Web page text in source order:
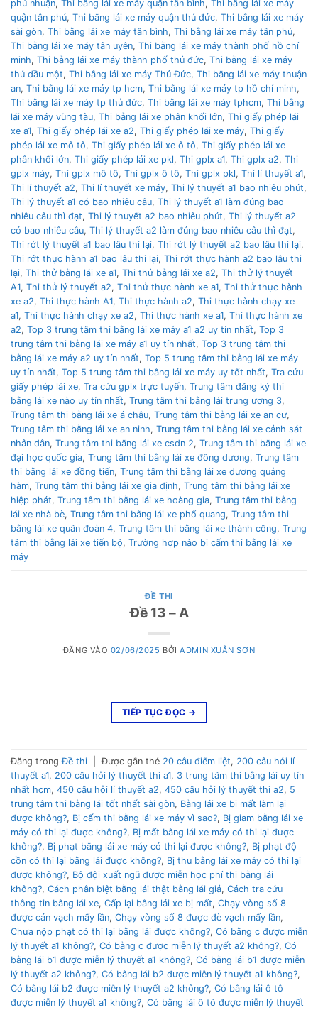
phú nhuận, Thi bằng lái xe máy quận tân bình, Thi bằng lái xe máy
quận tân phú, Thi bằng lái xe máy quận thủ đức, Thi bằng lái xe máy
sài gòn, Thi bằng lái xe máy tân bình, Thi bằng lái xe máy tân phú,
Thi bằng lái xe máy tân uyên, Thi bằng lái xe máy thành phố hồ chí
minh, Thi bằng lái xe máy thành phố thủ đức, Thi bằng lái xe máy
thủ dầu một, Thi bằng lái xe máy Thủ Đức, Thi bằng lái xe máy thuận
an, Thi bằng lái xe máy tp hcm, Thi bằng lái xe máy tp hồ chí minh,
Thi bằng lái xe máy tp thủ đức, Thi bằng lái xe máy tphcm, Thi bằng
lái xe máy vũng tàu, Thi bằng lái xe phân khối lớn, Thi giấy phép lái
xe a1, Thi giấy phép lái xe a2, Thi giấy phép lái xe máy, Thi giấy
phép lái xe mô tô, Thi giấy phép lái xe ô tô, Thi giấy phép lái xe
phân khối lớn, Thi giấy phép lái xe pkl, Thi gplx a1, Thi gplx a2, Thi
gplx máy, Thi gplx mô tô, Thi gplx ô tô, Thi gplx pkl, Thi lí thuyết a1,
Thi lí thuyết a2, Thi lí thuyết xe máy, Thi lý thuyết a1 bao nhiêu phút,
Thi lý thuyết a1 có bao nhiêu câu, Thi lý thuyết a1 làm đúng bao
nhiêu câu thì đạt, Thi lý thuyết a2 bao nhiêu phút, Thi lý thuyết a2
có bao nhiêu câu, Thi lý thuyết a2 làm đúng bao nhiêu câu thì đạt,
Thi rớt lý thuyết a1 bao lâu thi lại, Thi rớt lý thuyết a2 bao lâu thi lại,
Thi rớt thực hành a1 bao lâu thi lại, Thi rớt thực hành a2 bao lâu thi
lại, Thi thử bằng lái xe a1, Thi thử bằng lái xe a2, Thi thử lý thuyết
A1, Thi thử lý thuyết a2, Thi thử thực hành xe a1, Thi thử thực hành
xe a2, Thi thực hành A1, Thi thực hành a2, Thi thực hành chạy xe
a1, Thi thực hành chạy xe a2, Thi thực hành xe a1, Thi thực hành xe
a2, Top 3 trung tâm thi bằng lái xe máy a1 a2 uy tín nhất, Top 3
trung tâm thi bằng lái xe máy a1 uy tín nhất, Top 3 trung tâm thi
bằng lái xe máy a2 uy tín nhất, Top 5 trung tâm thi bằng lái xe máy
uy tín nhất, Top 5 trung tâm thi bằng lái xe máy uy tốt nhất, Tra cứu
giấy phép lái xe, Tra cứu gplx trực tuyến, Trung tâm đăng ký thi
bằng lái xe nào uy tín nhất, Trung tâm thi bằng lái trung ương 3,
Trung tâm thi bằng lái xe á châu, Trung tâm thi bằng lái xe an cư,
Trung tâm thi bằng lái xe an ninh, Trung tâm thi bằng lái xe cảnh sát
nhân dân, Trung tâm thi bằng lái xe csdn 2, Trung tâm thi bằng lái xe
đại học quốc gia, Trung tâm thi bằng lái xe đông dương, Trung tâm
thi bằng lái xe đồng tiến, Trung tâm thi bằng lái xe dương quảng
hàm, Trung tâm thi bằng lái xe gia định, Trung tâm thi bằng lái xe
hiệp phát, Trung tâm thi bằng lái xe hoàng gia, Trung tâm thi bằng
lái xe nhà bè, Trung tâm thi bằng lái xe phổ quang, Trung tâm thi
bằng lái xe quân đoàn 4, Trung tâm thi bằng lái xe thành công, Trung
tâm thi bằng lái xe tiến bộ, Trường hợp nào bị cấm thi bằng lái xe
máy
ĐỀ THI
Đề 13 – A
ĐĂNG VÀO 02/06/2025 BỞIADMIN XUÂN SƠN
TIẾP TỤC ĐỌC →
Đăng trongĐề thi Được gắn thẻ 20 câu điểm liệt, 200 câu hỏi lí
thuyết a1, 200 câu hỏi lý thuyết thi a1, 3 trung tâm thi bằng lái uy tín
nhất hcm, 450 câu hỏi lí thuyết a2, 450 câu hỏi lý thuyết thi a2, 5
trung tâm thi bằng lái tốt nhất sài gòn, Bằng lái xe bị mất làm lại
được không?, Bị cấm thi bằng lái xe máy vì sao?, Bị giam bằng lái xe
máy có thi lại được không?, Bị mất bằng lái xe máy có thi lại được
không?, Bị phạt bằng lái xe máy có thi lại được không?, Bị phạt độ
cồn có thi lại bằng lái được không?, Bị thu bằng lái xe máy có thi lại
được không?, Bộ đội xuất ngũ được miễn học phí thi bằng lái
không?, Cách phân biệt bằng lái thật bằng lái giả, Cách tra cứu
thông tin bằng lái xe, Cấp lại bằng lái xe bị mất, Chạy vòng số 8
được cán vạch mấy lần, Chạy vòng số 8 được đè vạch mấy lần,
Chưa nộp phạt có thi lại bằng lái được không?, Có bằng c được miễn
lý thuyết a1 không?, Có bằng c được miễn lý thuyết a2 không?, Có
bằng lái b1 được miễn lý thuyết a1 không?, Có bằng lái b1 được miễn
lý thuyết a2 không?, Có bằng lái b2 được miễn lý thuyết a1 không?,
Có bằng lái b2 được miễn lý thuyết a2 không?, Có bằng lái ô tô
được miễn lý thuyết a1 không?, Có bằng lái ô tô được miễn lý thuyết